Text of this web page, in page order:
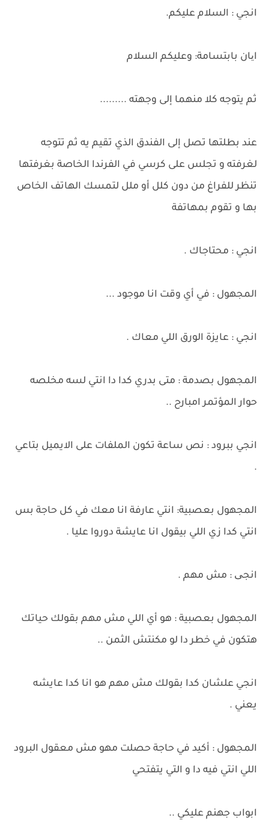
انجي : السلام عليكم.
ایان بابتسامة: وعليكم السلام
ثم يتوجه كلا منهما إلى وجهته .........
عند بطلتها تصل إلى الفندق الذي تقيم يه ثم تتوجه
لغرفته و تجلس على كرسي في الفرندا الخاصة بغرفتها
تنظر للفراغ من دون كلل أو ملل لتمسك الهاتف الخاص
بها و تقوم بمهاتفة
انجي : محتاجاك .
المجهول : في أي وقت انا موجود ...
انجي : عايزة الورق اللي معاك .
المجهول بصدمة : متى بدري كدا دا انتي لسه مخلصه
حوار المؤتمر امبارح ..
انجي ببرود : نص ساعة تكون الملفات على الايميل بتاعي
.
المجهول بعصبية: انتي عارفة انا معك في كل حاجة بس
انتي كدا زي اللي بيقول انا عايشة دوروا عليا .
انجی : مش مهم .
المجهول بعصبية : هو أي اللي مش مهم بقولك حياتك
هتكون في خطر دا لو مكنتش الثمن ..
انجي علشان كدا بقولك مش مهم هو انا كدا عايشه
يعني .
المجهول : أكيد في حاجة حصلت مهو مش معقول البرود
اللي انتي فيه دا و التي يتفتحي
ابواب جهنم عليكي ..